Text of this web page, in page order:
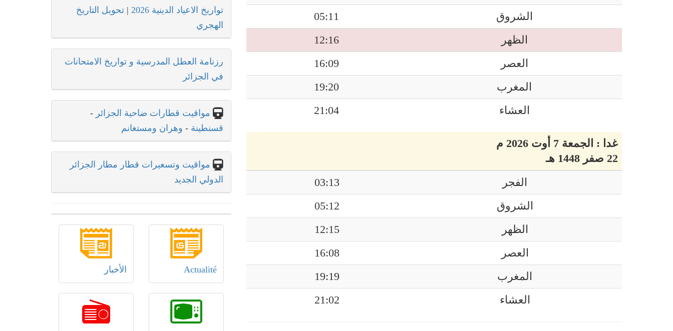
الشروق
05:11
الظهر
12:16
العصر
16:09
المغرب
19:20
العشاء
21:04
غدا : الجمعة 7 أوت 2026 م
22 صفر 1448 هـ
الفجر
03:13
الشروق
05:12
الظهر
12:15
العصر
16:08
المغرب
19:19
العشاء
21:02
تواريخ الاعياد الدينية 2026 | تحويل التاريخ
الهجري
رزنامة العطل المدرسية و تواريخ الامتحانات
في الجزائر
مواقيت قطارات ضاحية الجزائر -
قسنطينة - وهران ومستغانم
مواقيت وتسعيرات قطار مطار الجزائر
الدولي الجديد
Actualité الأخبار